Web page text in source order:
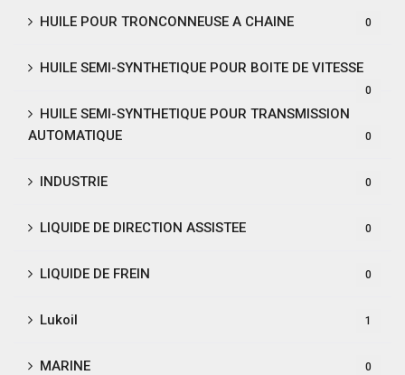
HUILE POUR TRONCONNEUSE A CHAINE 0
HUILE SEMI-SYNTHETIQUE POUR BOITE DE VITESSE
0
HUILE SEMI-SYNTHETIQUE POUR TRANSMISSION
AUTOMATIQUE
0
INDUSTRIE 0
LIQUIDE DE DIRECTION ASSISTEE 0
LIQUIDE DE FREIN 0
Lukoil 1
MARINE 0